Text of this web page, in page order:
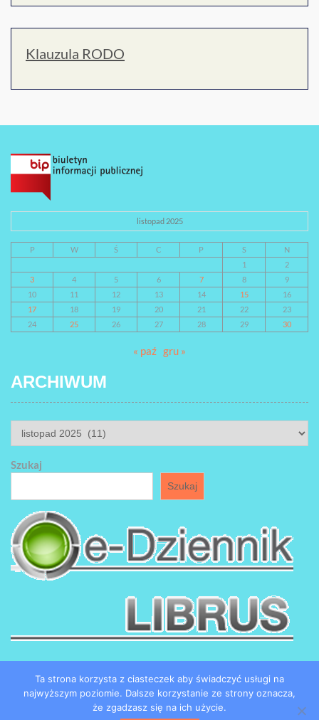
Klauzula RODO
listopad 2025
P W Ś C P S
N
1
2
3
4 5 6 7 8
9
10
11 12 13 14 15
16
17
18 19 20 21 22
23
24
25 26 27 28 29 30
« paź gru »
ARCHIWUM
ARCHIWUM
Szukaj
Szukaj
Ta strona korzysta z ciasteczek aby świadczyć usługi na
najwyższym poziomie. Dalsze korzystanie ze strony oznacza,
że zgadzasz się na ich użycie.